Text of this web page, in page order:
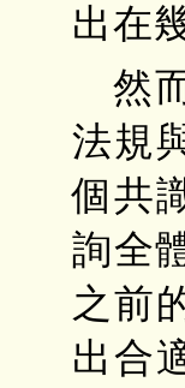
出在
然
法規
個共
詢全
之前
出合